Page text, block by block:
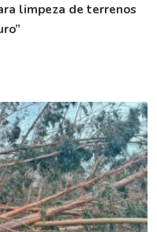
limpeza de terrenos